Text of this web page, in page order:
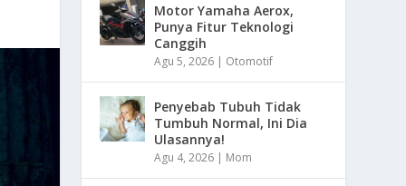
Motor Yamaha Aerox,
Punya Fitur Teknologi
Canggih
Agu 5, 2026 | Otomotif
Penyebab Tubuh Tidak
Tumbuh Normal, Ini Dia
Ulasannya!
Agu 4, 2026 | Mom